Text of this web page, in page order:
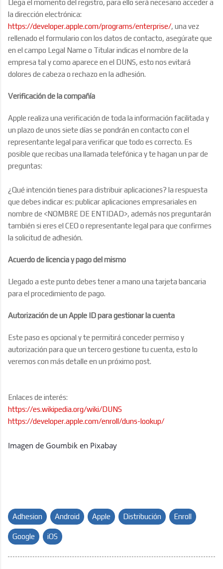
Llega el momento del registro, para ello será necesario acceder a
la dirección electrónica:
https://developer.apple.com/programs/enterprise/, una vez
rellenado el formulario con los datos de contacto, asegúrate que
en el campo Legal Name o Titular indicas el nombre de la
empresa tal y como aparece en el DUNS, esto nos evitará
dolores de cabeza o rechazo en la adhesión.
Verificación de la compañía
Apple realiza una verificación de toda la información facilitada y
un plazo de unos siete días se pondrán en contacto con el
representante legal para verificar que todo es correcto. Es
posible que recibas una llamada telefónica y te hagan un par de
preguntas:
¿Qué intención tienes para distribuir aplicaciones? la respuesta
que debes indicar es: publicar aplicaciones empresariales en
nombre de <NOMBRE DE ENTIDAD>, además nos preguntarán
también si eres el CEO o representante legal para que confirmes
la solicitud de adhesión.
Acuerdo de licencia y pago del mismo
Llegado a este punto debes tener a mano una tarjeta bancaria
para el procedimiento de pago.
Autorización de un Apple ID para gestionar la cuenta
Este paso es opcional y te permitirá conceder permiso y
autorización para que un tercero gestione tu cuenta, esto lo
veremos con más detalle en un próximo post.
Enlaces de interés:
https://es.wikipedia.org/wiki/DUNS
https://developer.apple.com/enroll/duns-lookup/
Imagen de Goumbik en Pixabay
Adhesion Android Apple Distribución Enroll
Google iOS